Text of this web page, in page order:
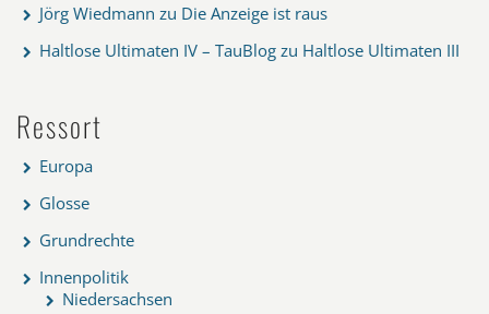
Jörg Wiedmann zu Die Anzeige ist raus
Haltlose Ultimaten IV – TauBlog zu Haltlose Ultimaten III
Ressort
Europa
Glosse
Grundrechte
Innenpolitik
Niedersachsen